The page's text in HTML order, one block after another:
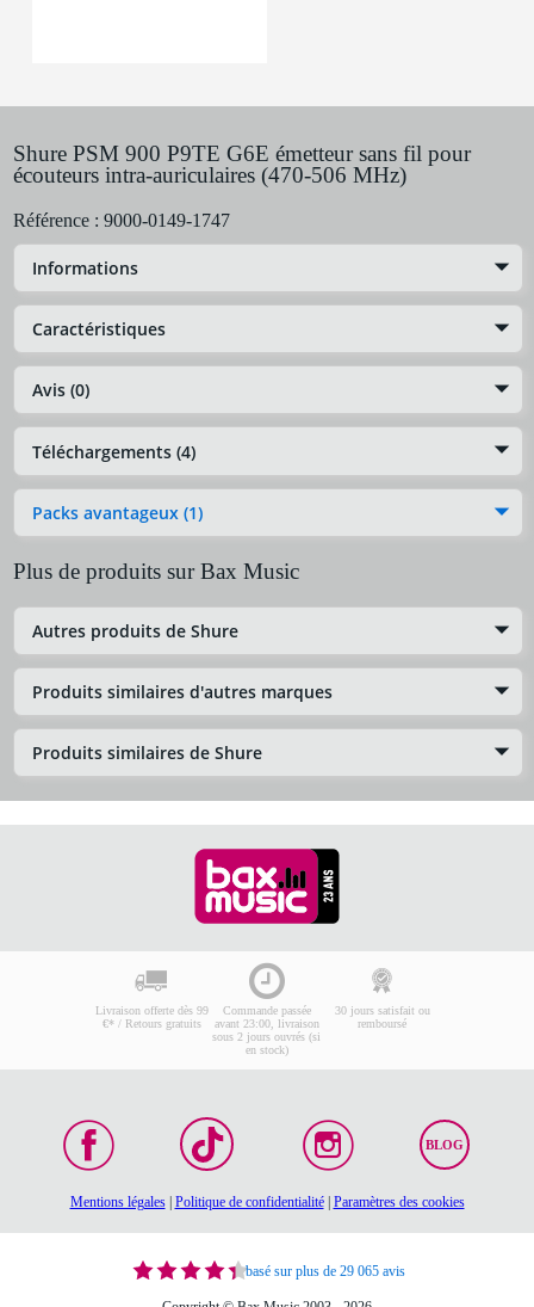
Shure PSM 900 P9TE G6E émetteur sans fil pour
écouteurs intra-auriculaires (470-506 MHz)
Référence : 9000-0149-1747
Informations
Caractéristiques
Avis (0)
Téléchargements (4)
Packs avantageux (1)
Plus de produits sur Bax Music
Autres produits de Shure
Produits similaires d'autres marques
Produits similaires de Shure
Livraison offerte dès 99
€* / Retours gratuits
Commande passée
avant 23:00, livraison
sous 2 jours ouvrés (si
en stock)
30 jours satisfait ou
remboursé
BLOG
Mentions légales| Politique de confidentialité| Paramètres des cookies
basé sur plus de 29 065 avis